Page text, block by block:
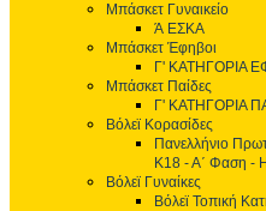
Μπάσκετ Γυναικείο
Ά ΕΣΚΑ
Μπάσκετ Έφηβοι
Γ' ΚΑΤΗΓΟΡΙΑ
Μπάσκετ Παίδες
Γ' ΚΑΤΗΓΟΡΙΑ
Βόλεϊ Κορασίδες
Πανελλήνιο
Κ18 - Α΄ Φαση -
Βόλεϊ Γυναίκες
Βόλεϊ Τοπική